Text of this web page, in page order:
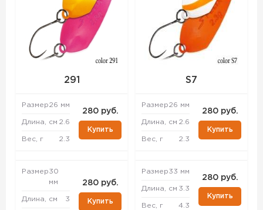
291
Размер26 мм
Длина, см 2.6
Вес, г 2.3
280 руб.
Купить
Размер30
мм
Длина, см 3
280 руб.
Купить
S7
Размер26 мм
Длина, см 2.6
Вес, г 2.3
280 руб.
Купить
Размер33 мм
Длина, см 3.3
Вес, г 4.3
280 руб.
Купить